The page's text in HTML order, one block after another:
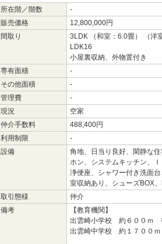
所在階／階数
-
販売価格
12,800,000円
間取り
3LDK （和室：6.0畳） （洋
LDK16
小屋裏収納、外物置付き
専有面積
-
その他面積
-
管理費
-
現況
空家
仲介手数料
488,400円
利用制限
-
設備
角地、日当り良好、閑静な
ホン、システムキッチン、
浄便座、シャワー付き洗面
室収納あり、シューズBOX
取引態様
仲介
備考
【教育機関】
出雲崎小学校 約６００ｍ
出雲崎中学校 約１７００